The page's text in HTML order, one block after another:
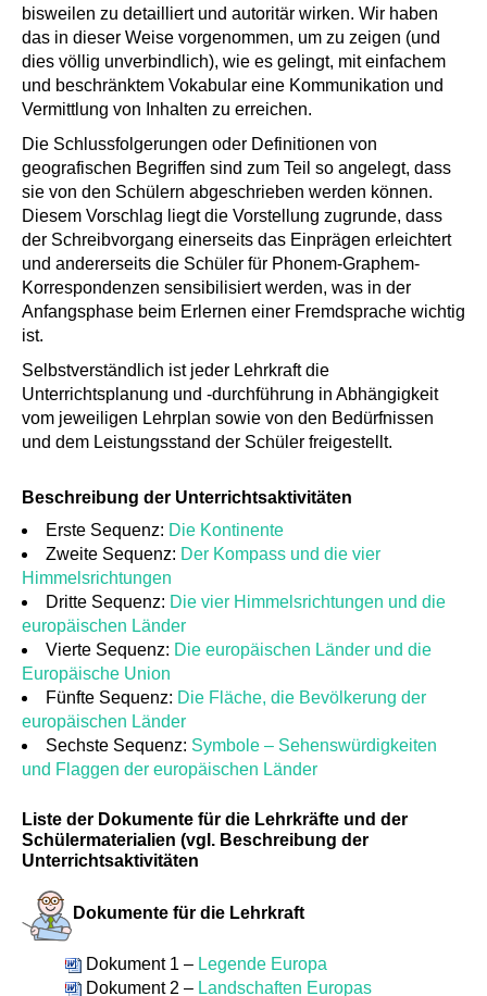
bisweilen zu detailliert und autoritär wirken. Wir haben
das in dieser Weise vorgenommen, um zu zeigen (und
dies völlig unverbindlich), wie es gelingt, mit einfachem
und beschränktem Vokabular eine Kommunikation und
Vermittlung von Inhalten zu erreichen.
Die Schlussfolgerungen oder Definitionen von
geografischen Begriffen sind zum Teil so angelegt, dass
sie von den Schülern abgeschrieben werden können.
Diesem Vorschlag liegt die Vorstellung zugrunde, dass
der Schreibvorgang einerseits das Einprägen erleichtert
und andererseits die Schüler für Phonem-Graphem-
Korrespondenzen sensibilisiert werden, was in der
Anfangsphase beim Erlernen einer Fremdsprache wichtig
ist.
Selbstverständlich ist jeder Lehrkraft die
Unterrichtsplanung und -durchführung in Abhängigkeit
vom jeweiligen Lehrplan sowie von den Bedürfnissen
und dem Leistungsstand der Schüler freigestellt.
Beschreibung der Unterrichtsaktivitäten
Erste Sequenz: Die Kontinente
Zweite Sequenz: Der Kompass und die vier
Himmelsrichtungen
Dritte Sequenz: Die vier Himmelsrichtungen und die
europäischen Länder
Vierte Sequenz: Die europäischen Länder und die
Europäische Union
Fünfte Sequenz: Die Fläche, die Bevölkerung der
europäischen Länder
Sechste Sequenz: Symbole – Sehenswürdigkeiten
und Flaggen der europäischen Länder
Liste der Dokumente für die Lehrkräfte und der
Schülermaterialien (vgl. Beschreibung der
Unterrichtsaktivitäten
Dokumente für die Lehrkraft
Dokument 1 – Legende Europa
Dokument 2 – Landschaften Europas